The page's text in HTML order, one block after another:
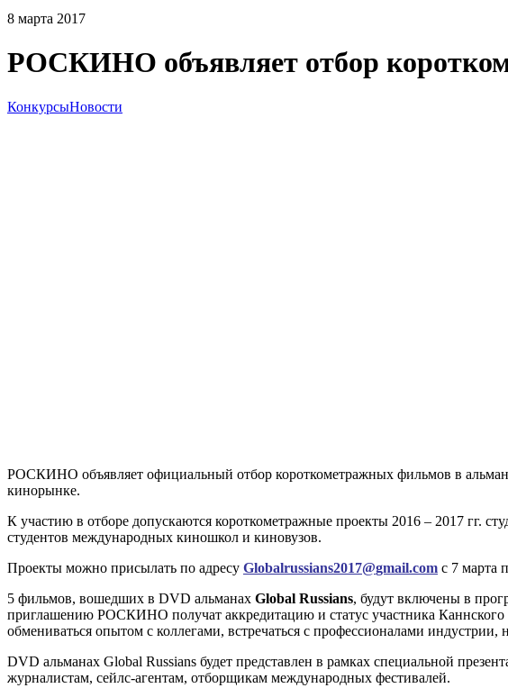
8 марта 2017
РОСКИНО объявляет отбор
КонкурсыНовости
РОСКИНО объявляет официальный отбор короткометражных фильмов в
кинорынке.
К участию в отборе допускаются короткометражные проекты 2016 – 2017 гг.
студентов международных киношкол и киновузов.
Проекты можно присылать по адресу Globalrussians2017@gmail.com с 7 марта
5 фильмов, вошедших в DVD альманах Global Russians, будут включены в
приглашению РОСКИНО получат аккредитацию и статус участника Каннского
обмениваться опытом с коллегами, встречаться с профессионалами индустрии,
DVD альманах Global Russians будет представлен в рамках специальной
журналистам, сейлс-агентам, отборщикам международных фестивалей.